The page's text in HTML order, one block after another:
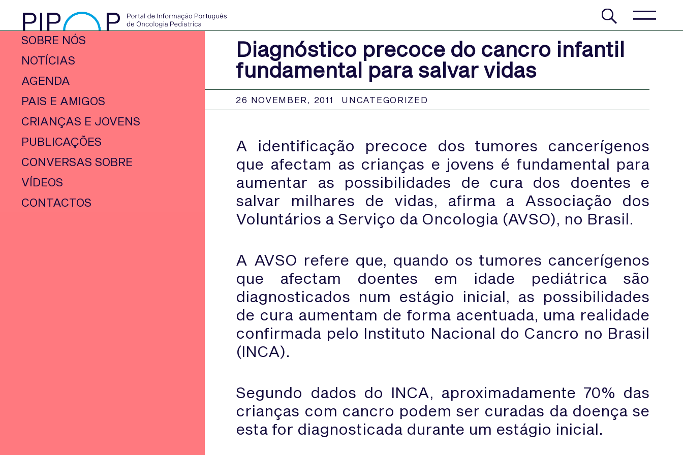
SOBRE NÓS
NOTÍCIAS
AGENDA
PAIS E AMIGOS
CRIANÇAS E JOVENS
PUBLICAÇÕES
CONVERSAS SOBRE
VÍDEOS
CONTACTOS
Diagnóstico precoce do cancro infantil
fundamental para salvar vidas
26 NOVEMBER, 2011 UNCATEGORIZED
A identificação precoce dos tumores cancerígenos
que afectam as crianças e jovens é fundamental para
aumentar as possibilidades de cura dos doentes e
salvar milhares de vidas, afirma a Associação dos
Voluntários a Serviço da Oncologia (AVSO), no Brasil.
A AVSO refere que, quando os tumores cancerígenos
que afectam doentes em idade pediátrica são
diagnosticados num estágio inicial, as possibilidades
de cura aumentam de forma acentuada, uma realidade
confirmada pelo Instituto Nacional do Cancro no Brasil
(INCA).
Segundo dados do INCA, aproximadamente 70% das
crianças com cancro podem ser curadas da doença se
esta for diagnosticada durante um estágio inicial.